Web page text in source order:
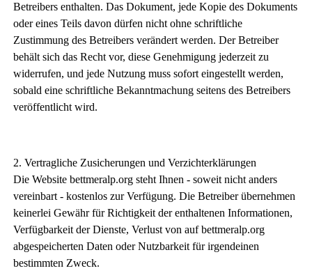
Betreibers enthalten. Das Dokument, jede Kopie des Dokuments
oder eines Teils davon dürfen nicht ohne schriftliche
Zustimmung des Betreibers verändert werden. Der Betreiber
behält sich das Recht vor, diese Genehmigung jederzeit zu
widerrufen, und jede Nutzung muss sofort eingestellt werden,
sobald eine schriftliche Bekanntmachung seitens des Betreibers
veröffentlicht wird.
2. Vertragliche Zusicherungen und Verzichterklärungen
Die Website bettmeralp.org steht Ihnen - soweit nicht anders
vereinbart - kostenlos zur Verfügung. Die Betreiber übernehmen
keinerlei Gewähr für Richtigkeit der enthaltenen Informationen,
Verfügbarkeit der Dienste, Verlust von auf bettmeralp.org
abgespeicherten Daten oder Nutzbarkeit für irgendeinen
bestimmten Zweck.